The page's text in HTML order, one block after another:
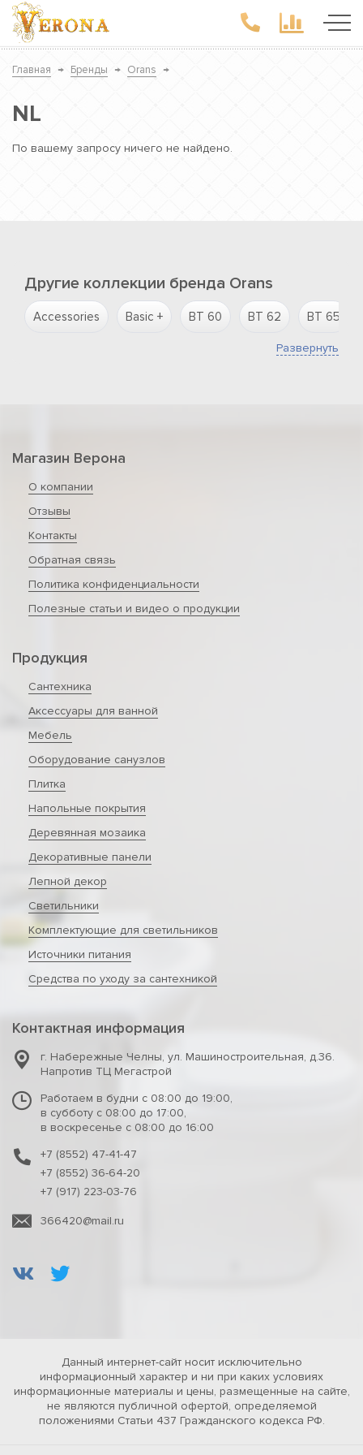
Главная → Бренды → Orans →
NL
По вашему запросу ничего не найдено.
Другие коллекции бренда Orans
Accessories Basic + BT 60 BT 62 BT 65
Развернуть
Магазин Верона
О компании
Отзывы
Контакты
Обратная связь
Политика конфиденциальности
Полезные статьи и видео о продукции
Продукция
Сантехника
Аксессуары для ванной
Мебель
Оборудование санузлов
Плитка
Напольные покрытия
Деревянная мозаика
Декоративные панели
Лепной декор
Светильники
Комплектующие для светильников
Источники питания
Средства по уходу за сантехникой
Контактная информация
г. Набережные Челны, ул. Машиностроительная, д.36.
Напротив ТЦ Мегастрой
Работаем в будни с 08:00 до 19:00,
в субботу с 08:00 до 17:00,
в воскресенье с 08:00 до 16:00
+7 (8552) 47-41-47
+7 (8552) 36-64-20
+7 (917) 223-03-76
366420@mail.ru
Данный интернет-сайт носит исключительно
информационный характер и ни при каких условиях
информационные материалы и цены, размещенные на сайте,
не являются публичной офертой, определяемой
положениями Статьи 437 Гражданского кодекса РФ.